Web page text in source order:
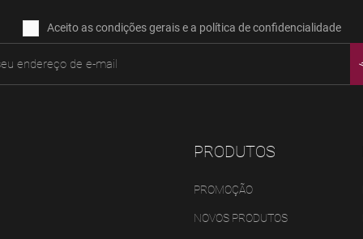
Aceito as condições gerais e a política de confidencialidade
PRODUTOS
PROMOÇÃO
NOVOS PRODUTOS